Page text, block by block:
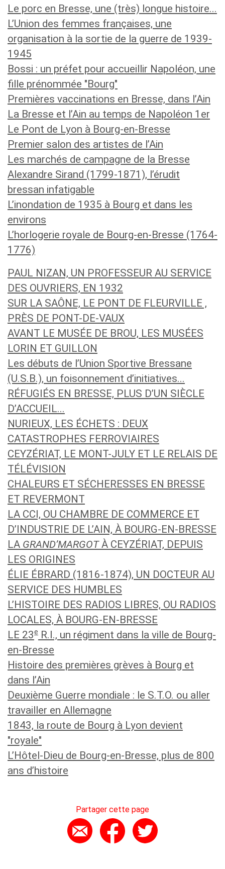
Le porc en Bresse, une (très) longue histoire...
L’Union des femmes françaises, une
organisation à la sortie de la guerre de 1939-
1945
Bossi : un préfet pour accueillir Napoléon, une
fille prénommée "Bourg"
Premières vaccinations en Bresse, dans l’Ain
La Bresse et l’Ain au temps de Napoléon 1er
Le Pont de Lyon à Bourg-en-Bresse
Premier salon des artistes de l’Ain
Les marchés de campagne de la Bresse
Alexandre Sirand (1799-1871), l’érudit
bressan infatigable
L’inondation de 1935 à Bourg et dans les
environs
L’horlogerie royale de Bourg-en-Bresse (1764-
1776)
PAUL NIZAN, UN PROFESSEUR AU SERVICE
DES OUVRIERS, EN 1932
SUR LA SAÔNE, LE PONT DE FLEURVILLE ,
PRÈS DE PONT-DE-VAUX
AVANT LE MUSÉE DE BROU, LES MUSÉES
LORIN ET GUILLON
Les débuts de l’Union Sportive Bressane
(U.S.B.), un foisonnement d’initiatives...
RÉFUGIÉS EN BRESSE, PLUS D’UN SIÈCLE
D’ACCUEIL...
NURIEUX, LES ÉCHETS : DEUX
CATASTROPHES FERROVIAIRES
CEYZÉRIAT, LE MONT-JULY ET LE RELAIS DE
TÉLÉVISION
CHALEURS ET SÉCHERESSES EN BRESSE
ET REVERMONT
LA CCI, OU CHAMBRE DE COMMERCE ET
D’INDUSTRIE DE L’AIN, À BOURG-EN-BRESSE
LA GRAND’MARGOTÀ CEYZÉRIAT, DEPUIS
LES ORIGINES
ÉLIE ÉBRARD (1816-1874), UN DOCTEUR AU
SERVICE DES HUMBLES
L’HISTOIRE DES RADIOS LIBRES, OU RADIOS
LOCALES, À BOURG-EN-BRESSE
LE 23e R.I., un régiment dans la ville de Bourg-
en-Bresse
Histoire des premières grèves à Bourg et
dans l’Ain
Deuxième Guerre mondiale : le S.T.O. ou aller
travailler en Allemagne
1843, la route de Bourg à Lyon devient
"royale"
L’Hôtel-Dieu de Bourg-en-Bresse, plus de 800
ans d’histoire
Partager cette page